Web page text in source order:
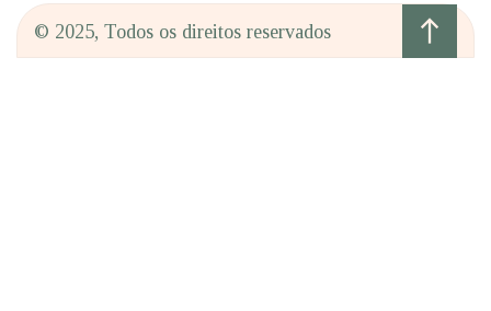
© 2025, Todos os direitos reservados north